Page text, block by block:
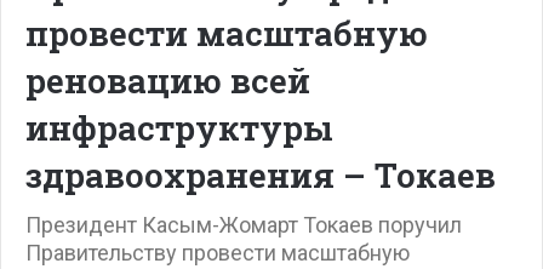
провести масштабную
реновацию всей
инфраструктуры
здравоохранения – Токаев
Президент Касым-Жомарт Токаев поручил
Правительству провести масштабную